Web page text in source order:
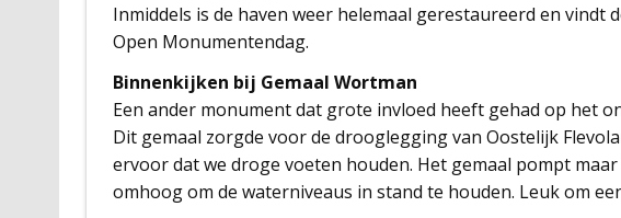
Inmiddels is de haven weer helemaal gerestaureerd en vindt
Open Monumentendag.
Binnenkijken bij Gemaal Wortman
Een ander monument dat grote invloed heeft gehad op het
Dit gemaal zorgde voor de drooglegging van Oostelijk
ervoor dat we droge voeten houden. Het gemaal pompt
omhoog om de waterniveaus in stand te houden. Leuk om